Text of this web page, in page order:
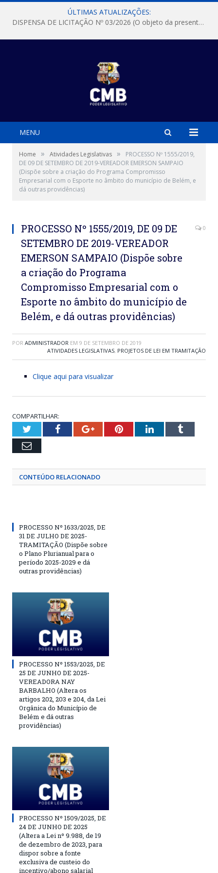
ÚLTIMAS ATUALIZAÇÕES:
DISPENSA DE LICITAÇÃO Nº 03/2026 (O objeto da presente dispensa é a escolha da proposta mais vantajosa para a aquisição, de aparelhos de ar condicionado, tipo Split, com material de instalação e fogão industrial, conforme condições, quantidades e exigências estabelecidas no termo de referencia e neste aviso de contratação direta e seus anexos)
MENU
Home » Atividades Legislativas »
PROCESSO Nº 1555/2019,
DE 09 DE SETEMBRO DE 2019-VEREADOR EMERSON SAMPAIO
(Dispõe sobre a criação do Programa Compromisso
Empresarial com o Esporte no âmbito do município de Belém, e
dá outras providências)
PROCESSO Nº 1555/2019, DE 09 DE
SETEMBRO DE 2019-VEREADOR
EMERSON SAMPAIO (Dispõe sobre
a criação do Programa
Compromisso Empresarial com o
Esporte no âmbito do município de
Belém, e dá outras providências)
0
POR ADMINISTRADOR EM 9 DE SETEMBRO DE 2019
ATIVIDADES LEGISLATIVAS, PROJETOS DE LEI EM TRAMITAÇÃO
Clique aqui para visualizar
COMPARTILHAR:
TwitterFacebookGoogle+PinterestLinkedInTumblr
Email
CONTEÚDO RELACIONADO
PROCESSO Nº 1633/2025, DE
31 DE JULHO DE 2025-
TRAMITAÇÃO (Dispõe sobre
o Plano Plurianual para o
período 2025-2029 e dá
outras providências)
PROCESSO Nº 1553/2025, DE
25 DE JUNHO DE 2025-
VEREADORA NAY
BARBALHO (Altera os
artigos 202, 203 e 204, da Lei
Orgânica do Município de
Belém e dá outras
providências)
PROCESSO Nº 1509/2025, DE
24 DE JUNHO DE 2025
(Altera a Lei nº 9.988, de 19
de dezembro de 2023, para
dispor sobre a fonte
exclusiva de custeio do
incentivo/abono salarial